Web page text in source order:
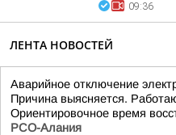
09:36
ЛЕНТА НОВОСТЕЙ
Аварийное отключение
Причина выясняется.
Ориентировочное время
РСО-Алания